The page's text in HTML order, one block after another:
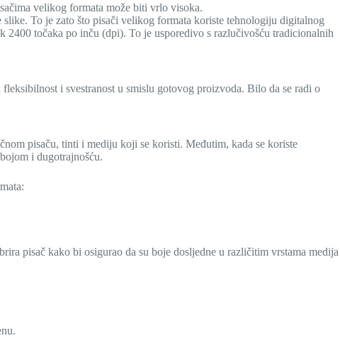
velikog formata može biti vrlo visoka.
To je zato što pisači velikog formata koriste tehnologiju digitalnog
točaka po inču (dpi). To je usporedivo s razlučivošću tradicionalnih
i svestranost u smislu gotovog proizvoda. Bilo da se radi o
pisaču, tinti i mediju koji se koristi. Međutim, kada se koriste
i dugotrajnošću.
pisač kako bi osigurao da su boje dosljedne u različitim vrstama medija